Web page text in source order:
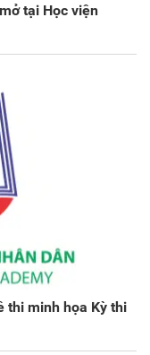
tại Học viện
thi minh họa Kỳ thi